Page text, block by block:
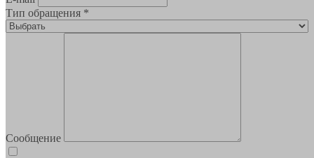
Тип обращения *
Сообщение